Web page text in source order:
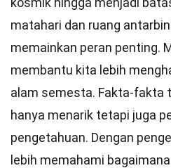
matahari dan ruang
memainkan peran penting.
membantu kita lebih
alam semesta. Fakta-fakta
hanya menarik tetapi juga
pengetahuan. Dengan
lebih memahami